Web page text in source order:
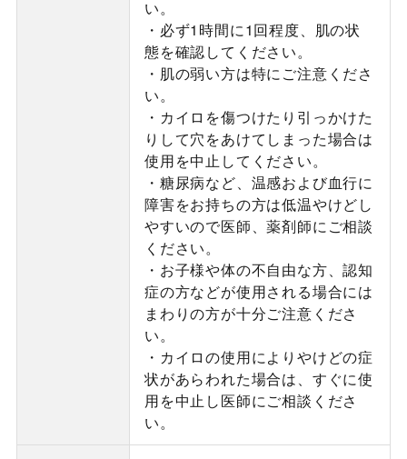
い。
・必ず1時間に1回程度、肌の状
態を確認してください。
・肌の弱い方は特にご注意くださ
い。
・カイロを傷つけたり引っかけた
りして穴をあけてしまった場合は
使用を中止してください。
・糖尿病など、温感および血行に
障害をお持ちの方は低温やけどし
やすいので医師、薬剤師にご相談
ください。
・お子様や体の不自由な方、認知
症の方などが使用される場合には
まわりの方が十分ご注意くださ
い。
・カイロの使用によりやけどの症
状があらわれた場合は、すぐに使
用を中止し医師にご相談くださ
い。